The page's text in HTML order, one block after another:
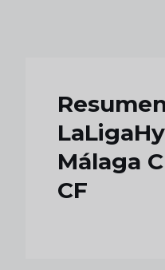
Málaga
CF